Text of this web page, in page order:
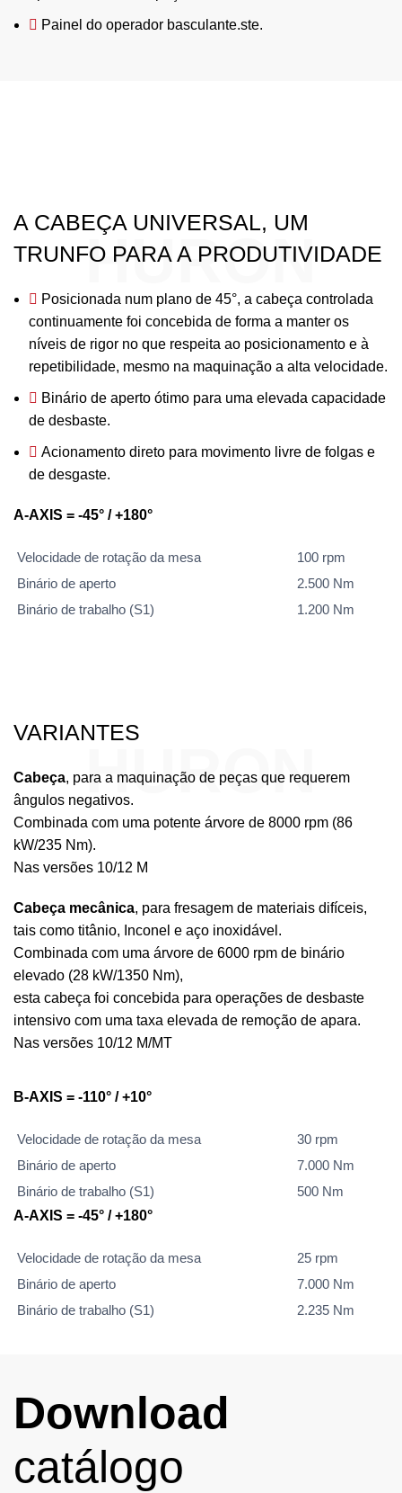
Painel do operador basculante.ste.
HURON
A CABEÇA UNIVERSAL, UM
TRUNFO PARA A PRODUTIVIDADE
Posicionada num plano de 45°, a cabeça controlada
continuamente foi concebida de forma a manter os
níveis de rigor no que respeita ao posicionamento e à
repetibilidade, mesmo na maquinação a alta velocidade.
Binário de aperto ótimo para uma elevada capacidade
de desbaste.
Acionamento direto para movimento livre de folgas e
de desgaste.
A-AXIS = -45° / +180°
Velocidade de rotação da mesa
100 rpm
Binário de aperto
2.500 Nm
Binário de trabalho (S1)
1.200 Nm
HURON
VARIANTES
Cabeça, para a maquinação de peças que requerem
ângulos negativos.
Combinada com uma potente árvore de 8000 rpm (86
kW/235 Nm).
Nas versões 10/12 M
Cabeça mecânica, para fresagem de materiais difíceis,
tais como titânio, Inconel e aço inoxidável.
Combinada com uma árvore de 6000 rpm de binário
elevado (28 kW/1350 Nm),
esta cabeça foi concebida para operações de desbaste
intensivo com uma taxa elevada de remoção de apara.
Nas versões 10/12 M/MT
B-AXIS = -110° / +10°
Velocidade de rotação da mesa
30 rpm
Binário de aperto
7.000 Nm
Binário de trabalho (S1)
500 Nm
A-AXIS = -45° / +180°
Velocidade de rotação da mesa
25 rpm
Binário de aperto
7.000 Nm
Binário de trabalho (S1)
2.235 Nm
Download
catálogo